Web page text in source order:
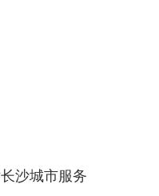
沙城市服务